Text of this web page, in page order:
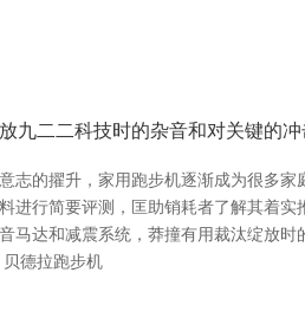
九二二科技时的杂音和对关键的冲
志的擢升，家用跑步机逐渐成为很多
进行简要评测，匡助销耗者了解其着
马达和减震系统，莽撞有用裁汰绽放
德拉跑步机